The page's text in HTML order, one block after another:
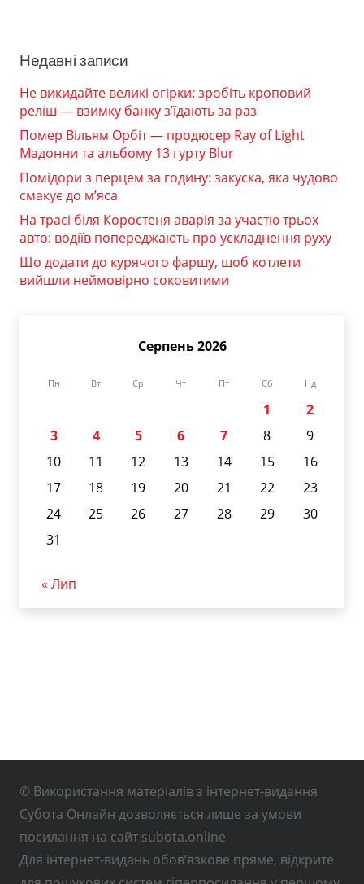
Недавні записи
Не викидайте великі огірки: зробіть кроповий
реліш — взимку банку з’їдають за раз
Помер Вільям Орбіт — продюсер Ray of Light
Мадонни та альбому 13 гурту Blur
Помідори з перцем за годину: закуска, яка чудово
смакує до м’яса
На трасі біля Коростеня аварія за участю трьох
авто: водіїв попереджають про ускладнення руху
Що додати до курячого фаршу, щоб котлети
вийшли неймовірно соковитими
Серпень 2026
Пн Вт Ср Чт Пт Сб Нд
1
2
3
4 5 6 7 8
9
10
11 12 13 14 15
16
17
18 19 20 21 22
23
24
25 26 27 28 29
30
31
« Лип
© Використання матеріалів з інтернет-видання
Субота Онлайн дозволяється лише за умови
посилання на сайт subota.online
Для інтернет-видань обов’язкове пряме, відкрите